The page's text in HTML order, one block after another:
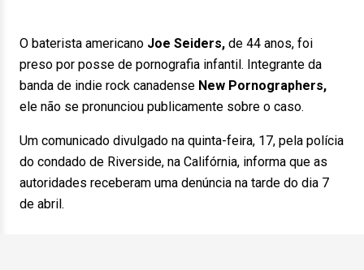
O baterista americano Joe Seiders, de 44 anos, foi
preso por posse de pornografia infantil. Integrante da
banda de indie rock canadense New Pornographers,
ele não se pronunciou publicamente sobre o caso.
Um comunicado divulgado na quinta-feira, 17, pela polícia
do condado de Riverside, na Califórnia, informa que as
autoridades receberam uma denúncia na tarde do dia 7
de abril.